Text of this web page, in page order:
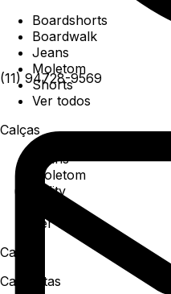
(11) 94728-9569
Boardshorts
Boardwalk
Jeans
Moletom
Shorts
Ver todos
Calças
Jeans
Moletom
Utility
Ver todos
Camisa
Camisetas